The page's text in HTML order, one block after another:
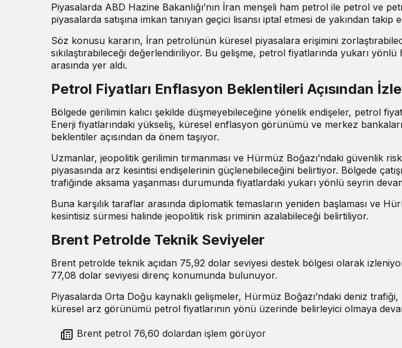
Piyasalarda ABD Hazine Bakanlığı’nın İran menşeli ham petrol ile petrol ve
piyasalarda satışına imkan tanıyan geçici lisansı iptal etmesi de yakından takip
Söz konusu kararın, İran petrolünün küresel piyasalara erişimini
sıkılaştırabileceği değerlendiriliyor. Bu gelişme, petrol fiyatlarında yukarı
arasında yer aldı.
Petrol Fiyatları Enflasyon Beklentileri Açısından
Bölgede gerilimin kalıcı şekilde düşmeyebileceğine yönelik endişeler, petrol
Enerji fiyatlarındaki yükseliş, küresel enflasyon görünümü ve merkez
beklentiler açısından da önem taşıyor.
Uzmanlar, jeopolitik gerilimin tırmanması ve Hürmüz Boğazı’ndaki güvenlik
piyasasında arz kesintisi endişelerinin güçlenebileceğini belirtiyor. Bölgede
trafiğinde aksama yaşanması durumunda fiyatlardaki yukarı yönlü seyrin
Buna karşılık taraflar arasında diplomatik temasların yeniden başlaması ve
kesintisiz sürmesi halinde jeopolitik risk priminin azalabileceği belirtiliyor.
Brent Petrolde Teknik Seviyeler
Brent petrolde teknik açıdan 75,92 dolar seviyesi destek bölgesi olarak
77,08 dolar seviyesi direnç konumunda bulunuyor.
Piyasalarda Orta Doğu kaynaklı gelişmeler, Hürmüz Boğazı’ndaki deniz
küresel arz görünümü petrol fiyatlarının yönü üzerinde belirleyici olmaya
Brent petrol 76,60 dolardan işlem görüyor